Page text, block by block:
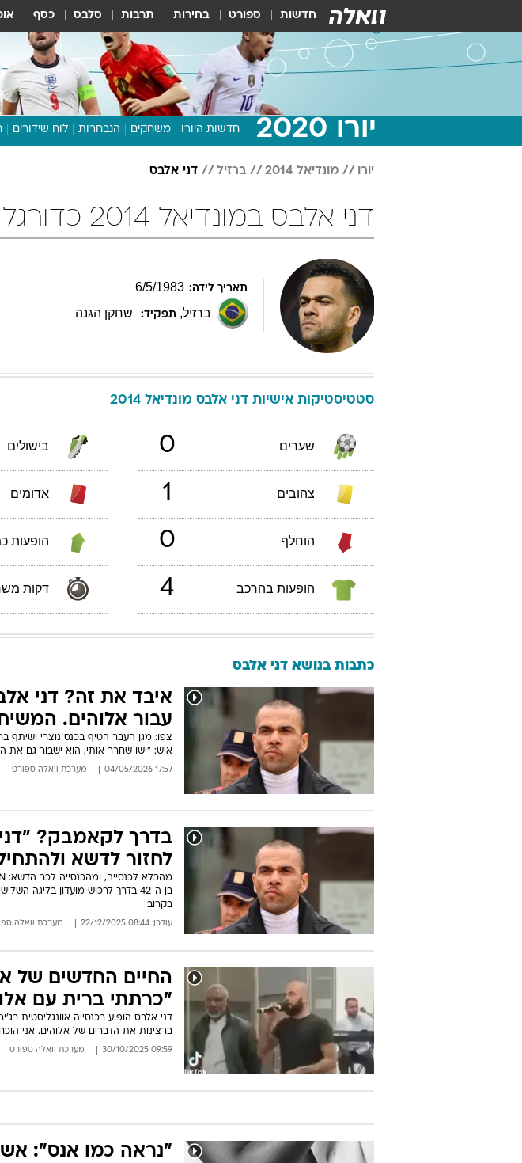
חדשות ספורט בחירות תרבות סלבס כסף
יורו 2020 חדשות היורו משחקים הנבחרות לוח שידורים
יורו מונדיאל 2014 ברזיל דני אלבס
דני אלבס במונדיאל 2014 כדורגל
תאריך לידה: 6/5/1983
ברזיל, תפקיד: שחקן הגנה
סטטיסטיקות אישיות דני אלבס מונדיאל 2014
שערים 0 בישולים
צהובים 1 אדומים
הוחלף 0 הופעות
הופעות בהרכב 4 דקות
כתבות בנושא דני אלבס
איבד את זה? דני
עבור אלוהים.
איש: "ישו שחרר אותי, הוא ישבור גם את
17:57 04/05/2026 מערכת וואלה ספורט
בדרך לקאמבק?
לחזור לדשא
בן ה-42 בדרך לרכוש מועדון בליגה
בקרוב
עודכן: 08:44 22/12/2025 מערכת וואלה
החיים החדשים של
"כרתתי ברית עם
דני אלבס הופיע בכנסייה אוונגליסטית
ברצינות את הדברים של אלוהים. אני
09:59 30/10/2025 מערכת וואלה ספורט
"נראה כמו אנס":